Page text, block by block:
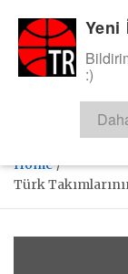
content
Sol dip çizgiden
Home
Türk
Yeni
:)